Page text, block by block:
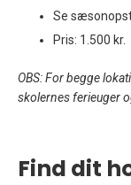
Se
Pris: 1.500 kr.
OBS: For begge
skolernes ferieuger
Find dit